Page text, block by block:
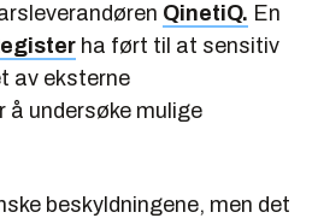
QinetiQ. En
ha ført til at sensitiv
av eksterne
å undersøke mulige
beskyldningene, men det